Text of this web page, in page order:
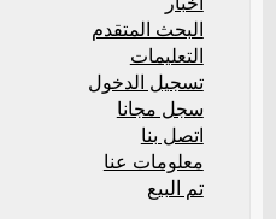
البحث المتقدم
التعليمات
تسجيل الدخول
سجل مجانا
اتصل بنا
معلومات عنا
تم البيع